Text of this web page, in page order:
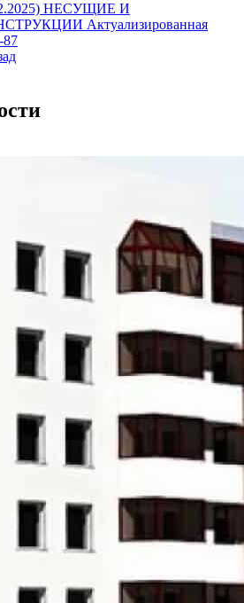
НЕСУЩИЕ И
Актуализированная
87